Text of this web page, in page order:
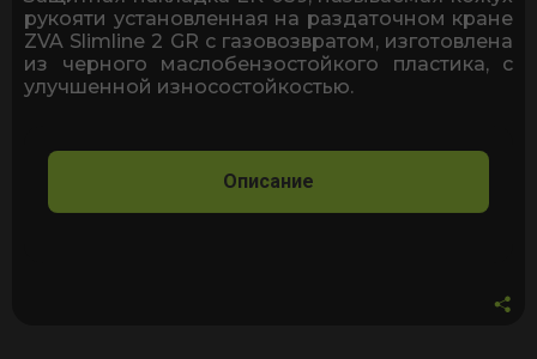
заправочного
пистолета
ZVA
Slimline
c
рукояти установленная на раздаточном кране
ZVA Slimline 2 GR c газовозвратом, изготовлена
из черного маслобензостойкого пластика, с
улучшенной износостойкостью.
Описание